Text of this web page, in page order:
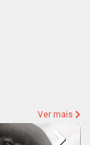
Ver mais